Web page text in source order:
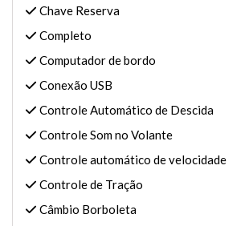
Chave Reserva
Completo
Computador de bordo
Conexão USB
Controle Automático de Descida
Controle Som no Volante
Controle automático de velocidade
Controle de Tração
Câmbio Borboleta